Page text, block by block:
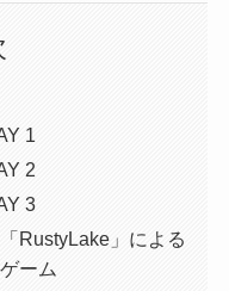
1
2
3
RustyLake」による
ーム